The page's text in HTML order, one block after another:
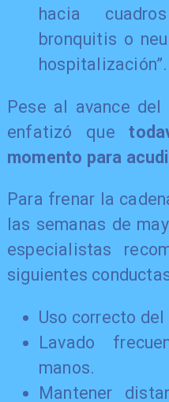
hacia
bronquitis o
hospitalización”.
Pese al avance del
enfatizó que
momento para
Para frenar la
las semanas de
especialistas
siguientes
Uso correcto del
Lavado
manos.
Mantener